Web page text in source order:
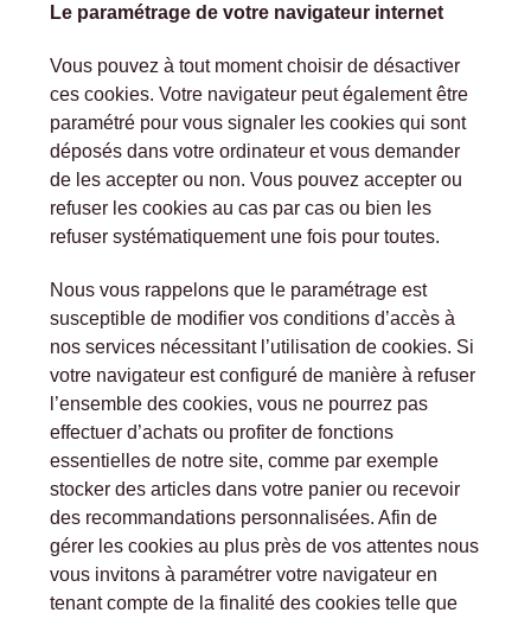
Le paramétrage de votre navigateur internet
Vous pouvez à tout moment choisir de désactiver
ces cookies. Votre navigateur peut également être
paramétré pour vous signaler les cookies qui sont
déposés dans votre ordinateur et vous demander
de les accepter ou non. Vous pouvez accepter ou
refuser les cookies au cas par cas ou bien les
refuser systématiquement une fois pour toutes.
Nous vous rappelons que le paramétrage est
susceptible de modifier vos conditions d’accès à
nos services nécessitant l’utilisation de cookies. Si
votre navigateur est configuré de manière à refuser
l’ensemble des cookies, vous ne pourrez pas
effectuer d’achats ou profiter de fonctions
essentielles de notre site, comme par exemple
stocker des articles dans votre panier ou recevoir
des recommandations personnalisées. Afin de
gérer les cookies au plus près de vos attentes nous
vous invitons à paramétrer votre navigateur en
tenant compte de la finalité des cookies telle que